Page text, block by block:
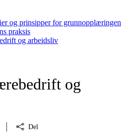
og prinsipper for grunnopplæringen
praksis
og arbeidsliv
og
Del